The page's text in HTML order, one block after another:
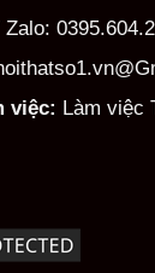
Zalo:
việc: Làm việc